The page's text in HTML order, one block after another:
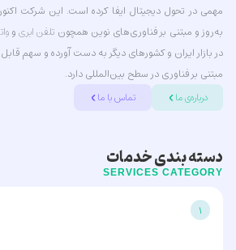
مهمی در تحول دیجیتال ایفا کرده است. این شرکت
به‌روز و مبتنی بر فناوری‌های نوین همچون تلفن ابریو
در بازار ایران و کشورهای دیگر به دست آورده و سهم
مبتنی بر فناوری در سطح بین‌المللی دارد.
درباره‌ی ما تماس با ما
دسته بندی خدمات
SERVICES CATEGORY
1